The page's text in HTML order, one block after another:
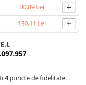
30,89 Lei +
130,11 Lei +
4puncte de fidelitate